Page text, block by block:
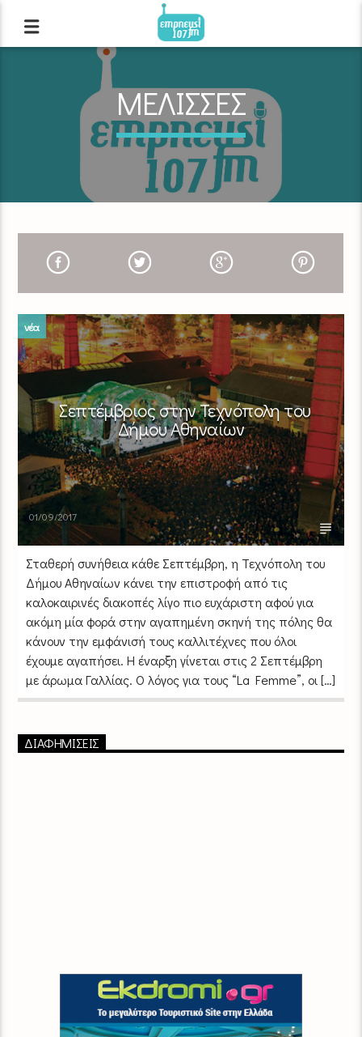
ΜΕΛΙΣΣΕΣ
νέα
Σεπτέμβριος στην Τεχνόπολη του
Δήμου Αθηναίων
01/09/2017
Σταθερή συνήθεια κάθε Σεπτέμβρη, η Τεχνόπολη του
Δήμου Αθηναίων κάνει την επιστροφή από τις
καλοκαιρινές διακοπές λίγο πιο ευχάριστη αφού για
ακόμη μία φορά στην αγαπημένη σκηνή της πόλης θα
κάνουν την εμφάνισή τους καλλιτέχνες που όλοι
έχουμε αγαπήσει. H έναρξη γίνεται στις 2 Σεπτέμβρη
με άρωμα Γαλλίας. Ο λόγος για τους “La Femme”, οι […]
ΔΙΑΦΗΜΙΣΕΙΣ